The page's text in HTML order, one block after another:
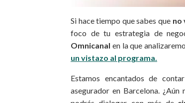
Si hace tiempo que sabes que no
foco de tu estrategia de
Omnicanal en la que
un vistazo al programa.
Estamos encantados de contar
asegurador en Barcelona. ¿Aún